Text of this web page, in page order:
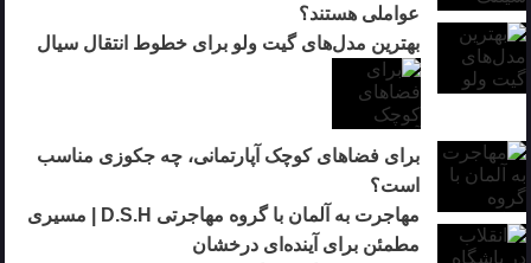
عواملی هستند؟
بهترین مدل‌های گیت ولو برای خطوط انتقال سیال
برای فضاهای کوچک آپارتمانی، چه جکوزی مناسب
است؟
مهاجرت به آلمان با گروه مهاجرتی D.S.H | مسیری
مطمئن برای آینده‌ای درخشان